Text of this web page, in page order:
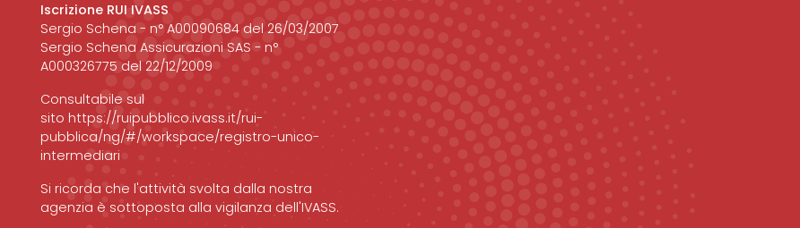
Iscrizione RUI IVASS
Sergio Schena - n° A00090684 del 26/03/2007
Sergio Schena Assicurazioni SAS - n°
A000326775 del 22/12/2009
Consultabile sul
sito https://ruipubblico.ivass.it/rui-
pubblica/ng/#/workspace/registro-unico-
intermediari
Si ricorda che l'attività svolta dalla nostra
agenzia è sottoposta alla vigilanza dell'IVASS.